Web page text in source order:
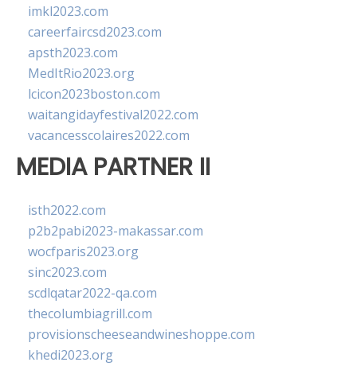
imkl2023.com
careerfaircsd2023.com
apsth2023.com
MedItRio2023.org
lcicon2023boston.com
waitangidayfestival2022.com
vacancesscolaires2022.com
MEDIA PARTNER II
isth2022.com
p2b2pabi2023-makassar.com
wocfparis2023.org
sinc2023.com
scdlqatar2022-qa.com
thecolumbiagrill.com
provisionscheeseandwineshoppe.com
khedi2023.org